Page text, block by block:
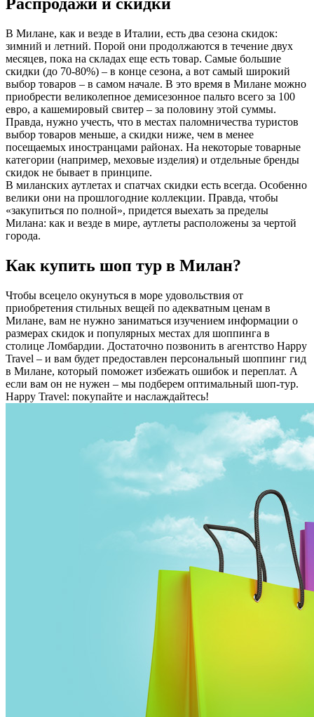
Распродажи и скидки
В Милане, как и везде в Италии, есть два сезона скидок:
зимний и летний. Порой они продолжаются в течение двух
месяцев, пока на складах еще есть товар. Самые большие
скидки (до 70-80%) – в конце сезона, а вот самый широкий
выбор товаров – в самом начале. В это время в Милане можно
приобрести великолепное демисезонное пальто всего за 100
евро, а кашемировый свитер – за половину этой суммы.
Правда, нужно учесть, что в местах паломничества туристов
выбор товаров меньше, а скидки ниже, чем в менее
посещаемых иностранцами районах. На некоторые товарные
категории (например, меховые изделия) и отдельные бренды
скидок не бывает в принципе.
В миланских аутлетах и спатчах скидки есть всегда. Особенно
велики они на прошлогодние коллекции. Правда, чтобы
«закупиться по полной», придется выехать за пределы
Милана: как и везде в мире, аутлеты расположены за чертой
города.
Как купить шоп тур в Милан?
Чтобы всецело окунуться в море удовольствия от
приобретения стильных вещей по адекватным ценам в
Милане, вам не нужно заниматься изучением информации о
размерах скидок и популярных местах для шоппинга в
столице Ломбардии. Достаточно позвонить в агентство Happy
Travel – и вам будет предоставлен персональный шоппинг гид
в Милане, который поможет избежать ошибок и переплат. А
если вам он не нужен – мы подберем оптимальный шоп-тур.
Happy Travel: покупайте и наслаждайтесь!